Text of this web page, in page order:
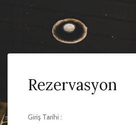
Rezervasyon
Giriş Tarihi :